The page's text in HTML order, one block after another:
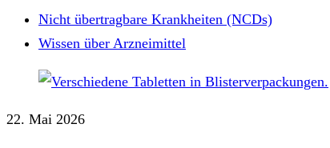
Nicht übertragbare Krankheiten (NCDs)
Wissen über Arzneimittel
22. Mai 2026